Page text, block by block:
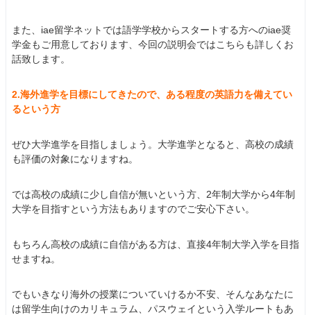
また、iae留学ネットでは語学学校からスタートする方へのiae奨
学金もご用意しております、今回の説明会ではこちらも詳しくお
話致します。
2.海外進学を目標にしてきたので、ある程度の英語力を備えてい
るという方
ぜひ大学進学を目指しましょう。大学進学となると、高校の成績
も評価の対象になりますね。
では高校の成績に少し自信が無いという方、2年制大学から4年制
大学を目指すという方法もありますのでご安心下さい。
もちろん高校の成績に自信がある方は、直接4年制大学入学を目指
せますね。
でもいきなり海外の授業についていけるか不安、そんなあなたに
は留学生向けのカリキュラム、パスウェイという入学ルートもあ